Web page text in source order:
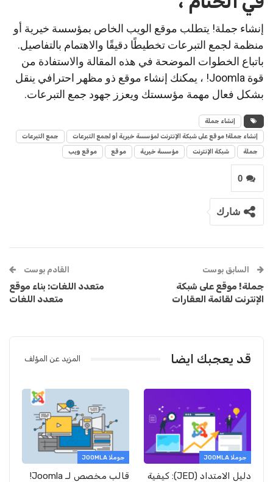
إنشاء جملة! يتطلب موقع الويب الخاص بمؤسسة خيرية أو
منظمة لجمع التبرعات تخطيطًا دقيقًا والاهتمام بالتفاصيل.
باتباع الخطوات الموضحة في هذه المقالة والاستفادة من
قوة Joomla! ، يمكنك إنشاء موقع ذو مظهر احترافي ينقل
بشكل فعال مهمة مؤسستك ويعزز جهود جمع التبرعات.
إنشاء جملة
إنشاء جملة! موقع على شبكة الإنترنت لمؤسسة خيرية أو لجمع التبرعات جمع التبرعات
جملة شبكة الإنترنت مؤسسة خيرية موقع موقع ويب
0
شارك
السابق بوست
جملة! موقع على شبكة
الإنترنت لقائمة العقارات
القادم بوست
متعدد اللغات: بناء موقع
متعدد اللغات
قد يعجبك ايضا المزيد عن المؤلف
جوملا JOOMLA
دليل الامتداد (JED): كيفية
جوملا JOOMLA
قالب مخصص لـ Joomla!